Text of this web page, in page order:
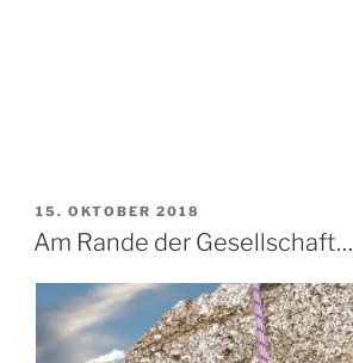
VERÖFFENTLICHT
AM
15. OKTOBER 2018
Am Rande der Gesellschaft…